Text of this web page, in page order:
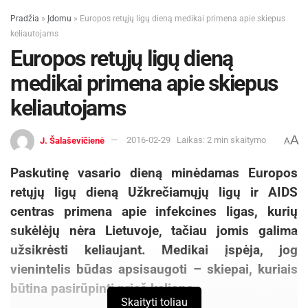
Pradžia » Įdomu » Europos retųjų ligų dieną medikai primena apie skiepus
keliautojams
Europos retųjų ligų dieną
medikai primena apie skiepus
keliautojams
J. Šalaševičienė 2016-02-29 Laikas: 2 min skaitymo AA
Paskutinę vasario dieną minėdamas Europos
retųjų ligų dieną Užkrečiamųjų ligų ir AIDS
centras primena apie infekcines ligas, kurių
sukėlėjų nėra Lietuvoje, tačiau jomis galima
užsikrėsti keliaujant. Medikai įspėja, jog
vienintelis būdas apsisaugoti – skiepai, kuriais
būtina pasirūpinti prieš kelionę.
Skaityti toliau